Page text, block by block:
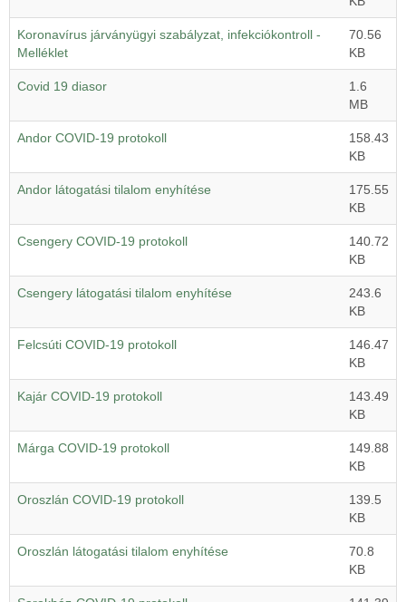
Koronavírus járványügyi szabályzat, infekciókontroll -
Melléklet
70.56
KB
Covid 19 diasor
1.6
MB
Andor COVID-19 protokoll
158.43
KB
Andor látogatási tilalom enyhítése
175.55
KB
Csengery COVID-19 protokoll
140.72
KB
Csengery látogatási tilalom enyhítése
243.6
KB
Felcsúti COVID-19 protokoll
146.47
KB
Kajár COVID-19 protokoll
143.49
KB
Márga COVID-19 protokoll
149.88
KB
Oroszlán COVID-19 protokoll
139.5
KB
Oroszlán látogatási tilalom enyhítése
70.8
KB